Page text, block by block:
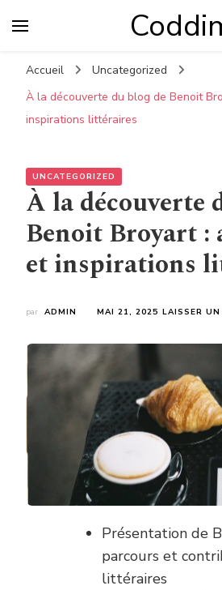
Accueil
Uncategorized
À la découverte du blog de Benoit
inspirations littéraires
UNCATEGORIZED
À la découverte
Benoit Broyart :
et inspirations
par ADMIN MAI 21, 2025 LAISSER
Présentation de
parcours et
littéraires